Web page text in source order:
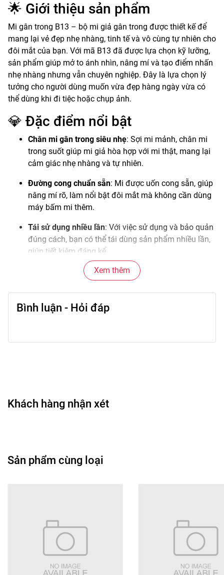
🌟 Giới thiệu sản phẩm
Mi gân trong B13 – bộ mi giả gân trong được thiết kế để
mang lại vẻ đẹp nhẹ nhàng, tinh tế và vô cùng tự nhiên cho
đôi mắt của bạn. Với mã B13 đã được lựa chọn kỹ lưỡng,
sản phẩm giúp mở to ánh nhìn, nâng mí và tạo điểm nhấn
nhẹ nhàng nhưng vẫn chuyên nghiệp. Đây là lựa chọn lý
tưởng cho người dùng muốn vừa đẹp hàng ngày vừa có
thể dùng khi đi tiệc hoặc chụp ảnh.
💎 Đặc điểm nổi bật
Chân mi gân trong siêu nhẹ: Sợi mi mảnh, chân mi
trong suốt giúp mi giả hòa hợp với mi thật, mang lại
cảm giác nhẹ nhàng và tự nhiên.
Đường cong chuẩn sẵn: Mi được uốn cong sẵn, giúp
nâng mí rõ, làm nổi bật đôi mắt mà không cần dùng
máy bấm mi thêm.
Tái sử dụng nhiều lần: Với việc sử dụng và bảo quản
đúng cách, bạn có thể tái dùng sản phẩm nhiều lần,
giúp tiết kiệm đáng kể.
Dễ gắn và linh hoạt: Thiết kế thuận tiện để bạn có thể
tỉa theo viền mí cho vừa vặn, gắn nhanh chóng mà
không cần nhiều thời gian chuẩn bị.
Tlook tự nhiên, sang trọng
Hỗ trợ cho lớp trang điểm trở nên hoàn thiện hơn,
Giúp khắc phục việc mi thật thưa hoặc ngắn, mang
lại vẻ dài mi, cong và đều.
Có thể kết hợp với mascara và kẹp mi để tăng mức
độ nổi bật nếu muốn.
💗 Hướng dẫn sử dụng
Lấy một cặp mi giả từ bộ và nhẹ nhàng gỡ khỏi khay
Xem thêm
Bình luận - Hỏi đáp
Khách hàng nhận xét
Sản phẩm cùng loại